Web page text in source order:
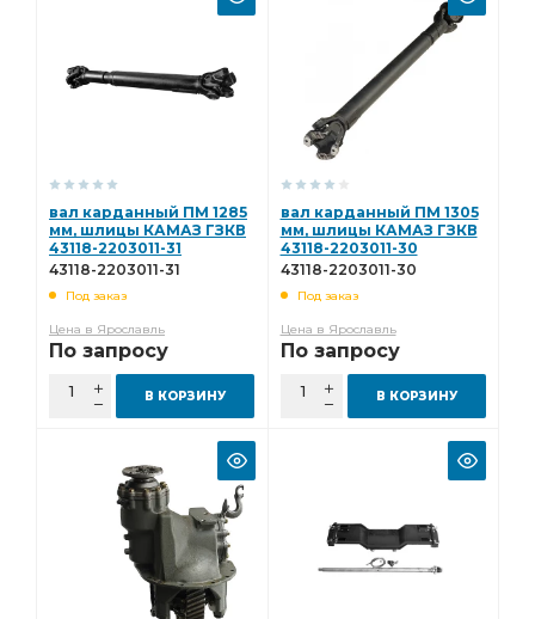
вал карданный ПМ 1285
мм, шлицы КАМАЗ ГЗКВ
43118-2203011-31
43118-2203011-31
Под заказ
Цена в Ярославль
По запросу
В КОРЗИНУ
вал карданный ПМ 1305
мм, шлицы КАМАЗ ГЗКВ
43118-2203011-30
43118-2203011-30
Под заказ
Цена в Ярославль
По запросу
В КОРЗИНУ